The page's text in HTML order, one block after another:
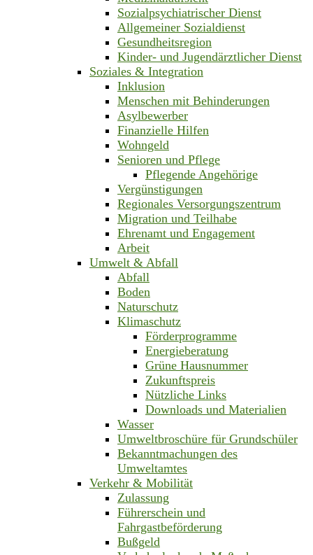
Sozialpsychiatrischer Dienst
Allgemeiner Sozialdienst
Gesundheitsregion
Kinder- und Jugendärztlicher Dienst
Soziales & Integration
Inklusion
Menschen mit Behinderungen
Asylbewerber
Finanzielle Hilfen
Wohngeld
Senioren und Pflege
Pflegende Angehörige
Vergünstigungen
Regionales Versorgungszentrum
Migration und Teilhabe
Ehrenamt und Engagement
Arbeit
Umwelt & Abfall
Abfall
Boden
Naturschutz
Klimaschutz
Förderprogramme
Energieberatung
Grüne Hausnummer
Zukunftspreis
Nützliche Links
Downloads und Materialien
Wasser
Umweltbroschüre für Grundschüler
Bekanntmachungen des
Umweltamtes
Verkehr & Mobilität
Zulassung
Führerschein und
Fahrgastbeförderung
Bußgeld